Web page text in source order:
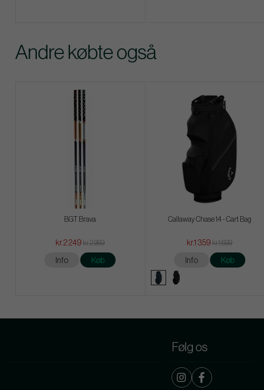
Andre købte også
BGT Brava
kr.2 249 kr.2 989
Info Køb
Callaway Chase 14 - Cart Bag
kr.1 359 kr.1 699
Info Køb
Følg os